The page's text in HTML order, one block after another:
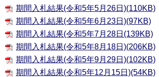
期間入札結果(令和5年5月26日)(110KB)
期間入札結果(令和5年6月23日)(97KB)
期間入札結果(令和5年7月28日(139KB)
期間入札結果(令和5年8月18日)(206KB)
期間入札結果(令和5年9月29日)(102KB)
期間入札結果(令和5年12月15日)(54KB)